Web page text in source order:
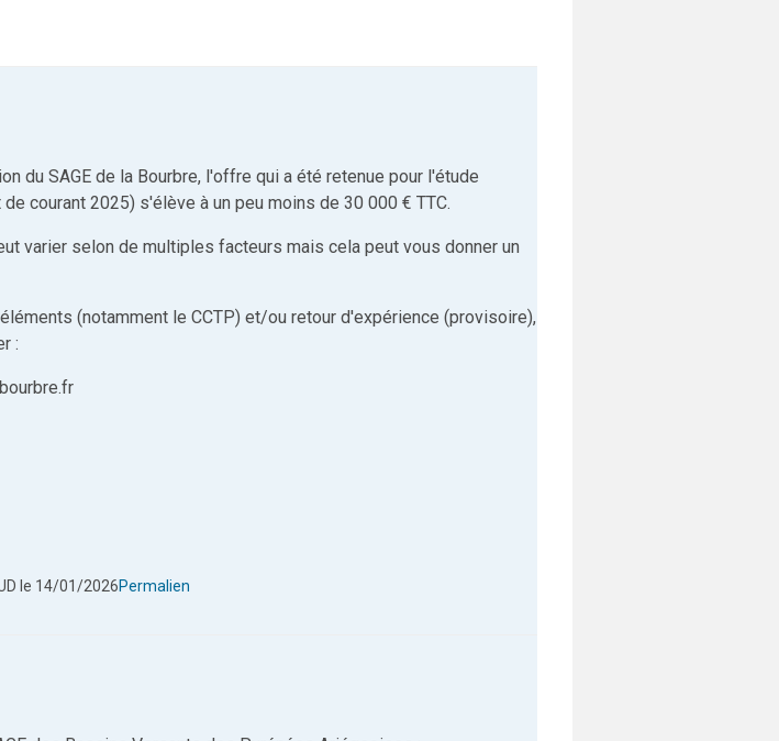
du SAGE de la Bourbre, l'offre qui a été retenue pour l'étude
courant 2025) s'élève à un peu moins de 30 000 € TTC.
varier selon de multiples facteurs mais cela peut vous donner un
(notamment le CCTP) et/ou retour d'expérience (provisoire),
:
le 14/01/2026Permalien